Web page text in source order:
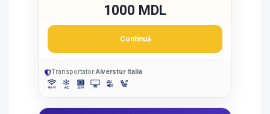
1000 MDL
Continuă
Transportator:Alverstur Italia